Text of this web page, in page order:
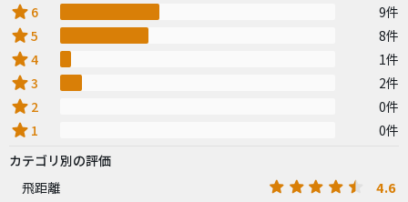
star 6 9件
star5 8件
star4 1件
star3 2件
star 2 0件
star 1
0件
カテゴリ別の評価
飛距離
4.6